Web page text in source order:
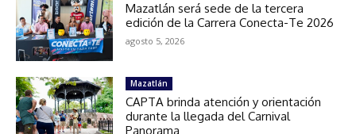
Mazatlán será sede de la tercera
edición de la Carrera Conecta-Te 2026
agosto 5, 2026
Mazatlán
CAPTA brinda atención y orientación
durante la llegada del Carnival
Panorama